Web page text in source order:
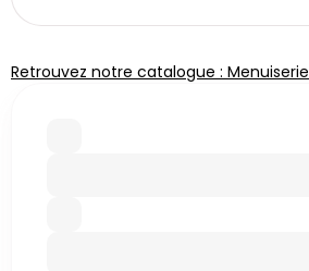
Retrouvez notre catalogue : Menuiserie